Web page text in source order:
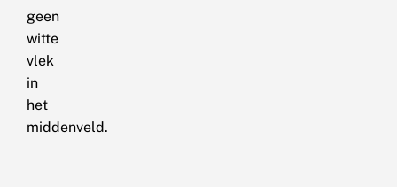
geen
witte
vlek
in
het
middenveld.